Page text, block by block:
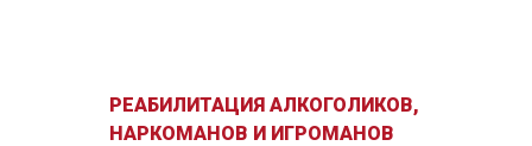
РЕАБИЛИТАЦИЯ АЛКОГОЛИКОВ,
НАРКОМАНОВ И ИГРОМАНОВ